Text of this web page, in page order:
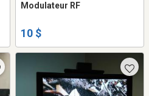
Modulateur RF
10 $